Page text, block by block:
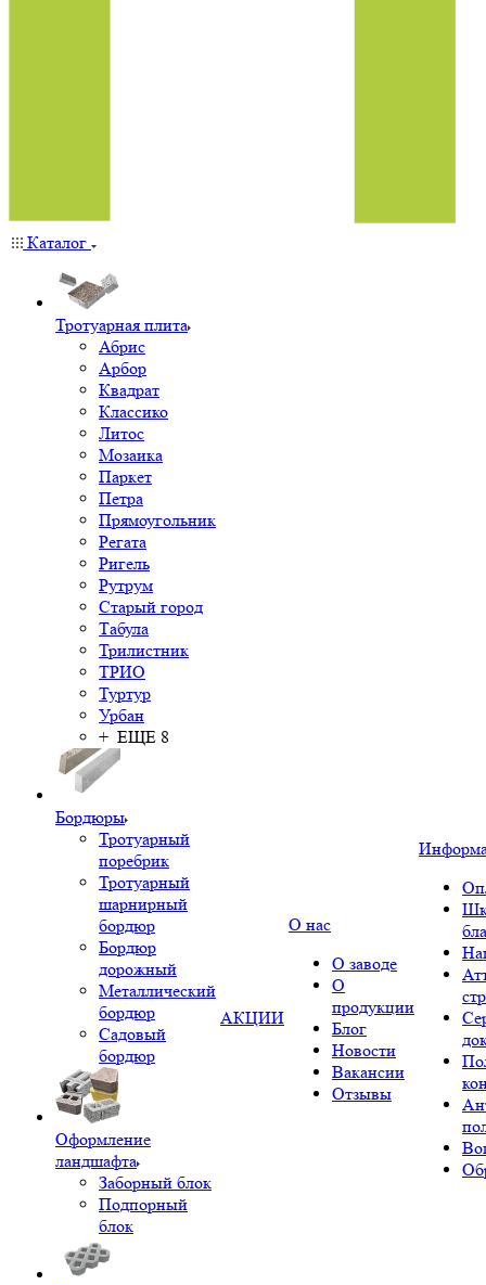
Каталог
Тротуарная плита
Абрис
Арбор
Квадрат
Классико
Литос
Мозаика
Паркет
Петра
Прямоугольник
Регата
Ригель
Рутрум
Старый город
Табула
Трилистник
ТРИО
Туртур
Урбан
+ ЕЩЕ 8
Бордюры
Тротуарный
поребрик
Тротуарный
шарнирный
бордюр
Бордюр
дорожный
Металлический
бордюр
Садовый
бордюр
Оформление
ландшафта
Заборный блок
Подпорный
блок
АКЦИИ
О нас
О заводе
О
продукции
Блог
Новости
Вакансии
Отзывы